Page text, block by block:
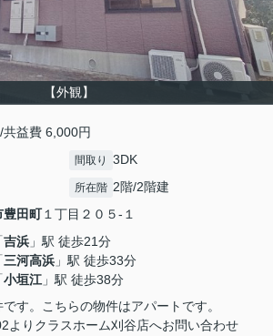
【外観】
益費 6,000円
間取り 3DK
所在階 2階/2階建
豊田町１丁目２０５-１
吉浜 」駅 徒歩21分
三河高浜 」駅 徒歩33分
小垣江」駅 徒歩38分
す。こちらの物件はアパートです。
よりクラスホーム刈谷店へお問い合わせ